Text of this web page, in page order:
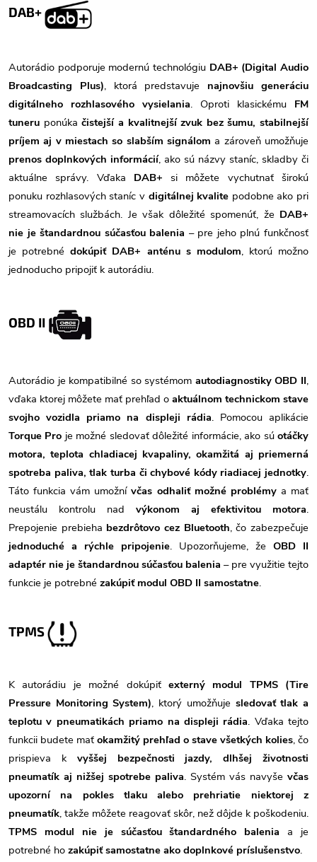
DAB+
Autorádio podporuje modernú technológiu DAB+ (Digital Audio
Broadcasting Plus), ktorá predstavuje najnovšiu generáciu
digitálneho rozhlasového vysielania. Oproti klasickému FM
tuneru ponúkačistejší a kvalitnejší zvuk bez šumu, stabilnejší
príjem aj v miestach so slabším signálom a zároveň umožňuje
prenos doplnkových informácií, ako sú názvy staníc, skladby či
aktuálne správy. Vďaka DAB+ si môžete vychutnať širokú
ponuku rozhlasových staníc v digitálnej kvalite podobne ako pri
streamovacích službách. Je však dôležité spomenúť, že DAB+
nie je štandardnou súčasťou balenia – pre jeho plnú funkčnosť
je potrebnédokúpiť DAB+ anténu s modulom, ktorú možno
jednoducho pripojiť k autorádiu.
OBD II
Autorádio je kompatibilné so systémom autodiagnostiky OBD II,
vďaka ktorej môžete mať prehľad o aktuálnom technickom stave
svojho vozidla priamo na displeji rádia. Pomocou aplikácie
Torque Pro je možné sledovať dôležité informácie, ako súotáčky
motora, teplota chladiacej kvapaliny, okamžitá aj priemerná
spotreba paliva, tlak turba či chybové kódy riadiacej jednotky.
Táto funkcia vám umožnívčas odhaliť možné problémya mať
neustálu kontrolu nad výkonom aj efektivitou motora.
Prepojenie prebieha bezdrôtovo cez Bluetooth, čo zabezpečuje
jednoduché a rýchle pripojenie. Upozorňujeme, že OBD II
adaptér nie je štandardnou súčasťou balenia – pre využitie tejto
funkcie je potrebné zakúpiť modul OBD II samostatne.
TPMS
K autorádiu je možné dokúpiť externý modul TPMS (Tire
Pressure Monitoring System), ktorý umožňuje sledovať tlak a
teplotu v pneumatikách priamo na displeji rádia. Vďaka tejto
funkcii budete mať okamžitý prehľad o stave všetkých kolies, čo
prispieva k vyššej bezpečnosti jazdy, dlhšej životnosti
pneumatík aj nižšej spotrebe paliva. Systém vás navyše včas
upozorní na pokles tlaku alebo prehriatie niektorej z
pneumatík, takže môžete reagovať skôr, než dôjde k poškodeniu.
TPMS modul nie je súčasťou štandardného balenia a je
potrebné ho zakúpiť samostatne ako doplnkové príslušenstvo.